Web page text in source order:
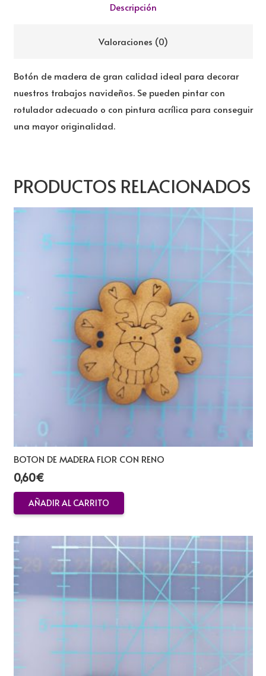
Descripción
Valoraciones (0)
Botón de madera de gran calidad ideal para decorar
nuestros trabajos navideños. Se pueden pintar con
rotulador adecuado o con pintura acrílica para conseguir
una mayor originalidad.
PRODUCTOS RELACIONADOS
BOTON DE MADERA FLOR CON RENO
0,60€
AÑADIR AL CARRITO